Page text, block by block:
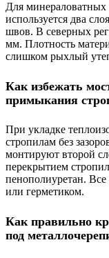
Для
используется два
швов. В северных
мм. Плотность
слишком рыхлый
Как избежать
примыкания
При укладке
стропилам без
монтируют второй
перекрытием
пенополиуретан.
или герметиком.
Как правильно
под